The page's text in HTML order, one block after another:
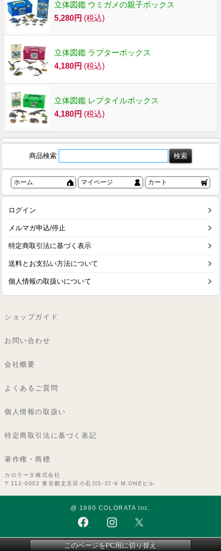
立体図鑑 ウミガメの親子ボックス
5,280円 (税込)
立体図鑑 ラプターボックス
4,180円 (税込)
立体図鑑 レプタイルボックス
4,180円 (税込)
商品検索
ホーム マイページ カート
ログイン
メルマガ申込/停止
特定商取引法に基づく表示
送料とお支払い方法について
個人情報の取扱いについて
ショップガイド
お問い合わせ
会社概要
よくあるご質問
個人情報の取扱い
特定商取引法に基づく表記
著作権・商標
カロラータ株式会社
〒112-0002 東京都文京区小石川5-37-6 M.ONEビル
@ 1990 COLORATA Inc.
このページをPC用に切り替え